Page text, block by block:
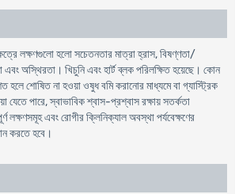
লক্ষণগুলো হলো সচেতনতার মাত্রা হ্রাস, বিষণ্ণতা/
এবং অস্থিরতা। খিচুনি এবং হার্ট ব্লক পরিলক্ষিত হয়েছে। কোন
হলে শোষিত না হওয়া ওষুধ বমি করানোর মাধ্যমে বা গ্যাস্ট্রিক
যেতে পারে, স্বাভাবিক শ্বাস-প্রশ্বাস রক্ষায় সতর্কতা
এবং রোগীর ক্লিনিক্যাল অবস্থা পর্যবেক্ষণের
করতে হবে।